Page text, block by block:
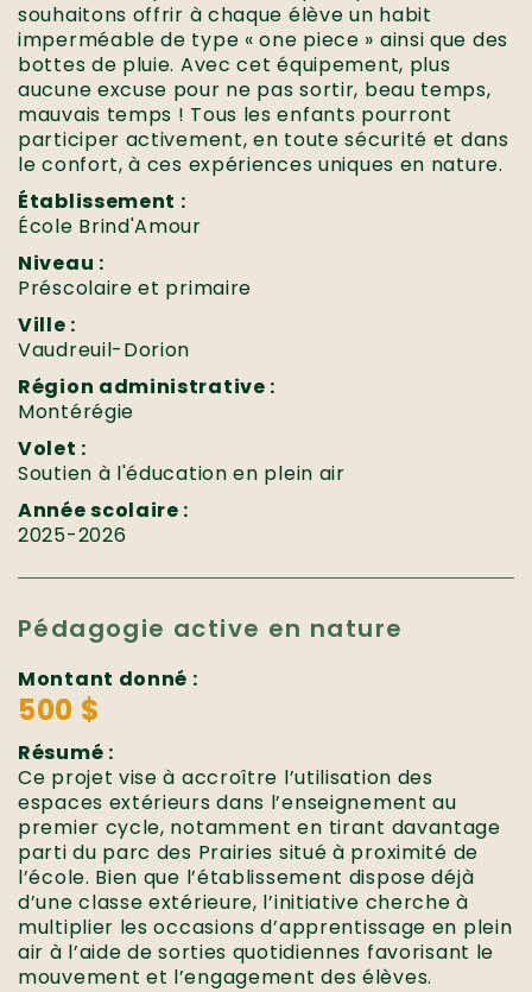
souhaitons offrir à chaque élève un habit
imperméable de type « one piece » ainsi que des
bottes de pluie. Avec cet équipement, plus
aucune excuse pour ne pas sortir, beau temps,
mauvais temps ! Tous les enfants pourront
participer activement, en toute sécurité et dans
le confort, à ces expériences uniques en nature.
Établissement :
École Brind'Amour
Niveau :
Préscolaire et primaire
Ville :
Vaudreuil-Dorion
Région administrative :
Montérégie
Volet :
Soutien à l'éducation en plein air
Année scolaire :
2025-2026
Pédagogie active en nature
Montant donné :
500 $
Résumé :
Ce projet vise à accroître l’utilisation des
espaces extérieurs dans l’enseignement au
premier cycle, notamment en tirant davantage
parti du parc des Prairies situé à proximité de
l’école. Bien que l’établissement dispose déjà
d’une classe extérieure, l’initiative cherche à
multiplier les occasions d’apprentissage en plein
air à l’aide de sorties quotidiennes favorisant le
mouvement et l’engagement des élèves.